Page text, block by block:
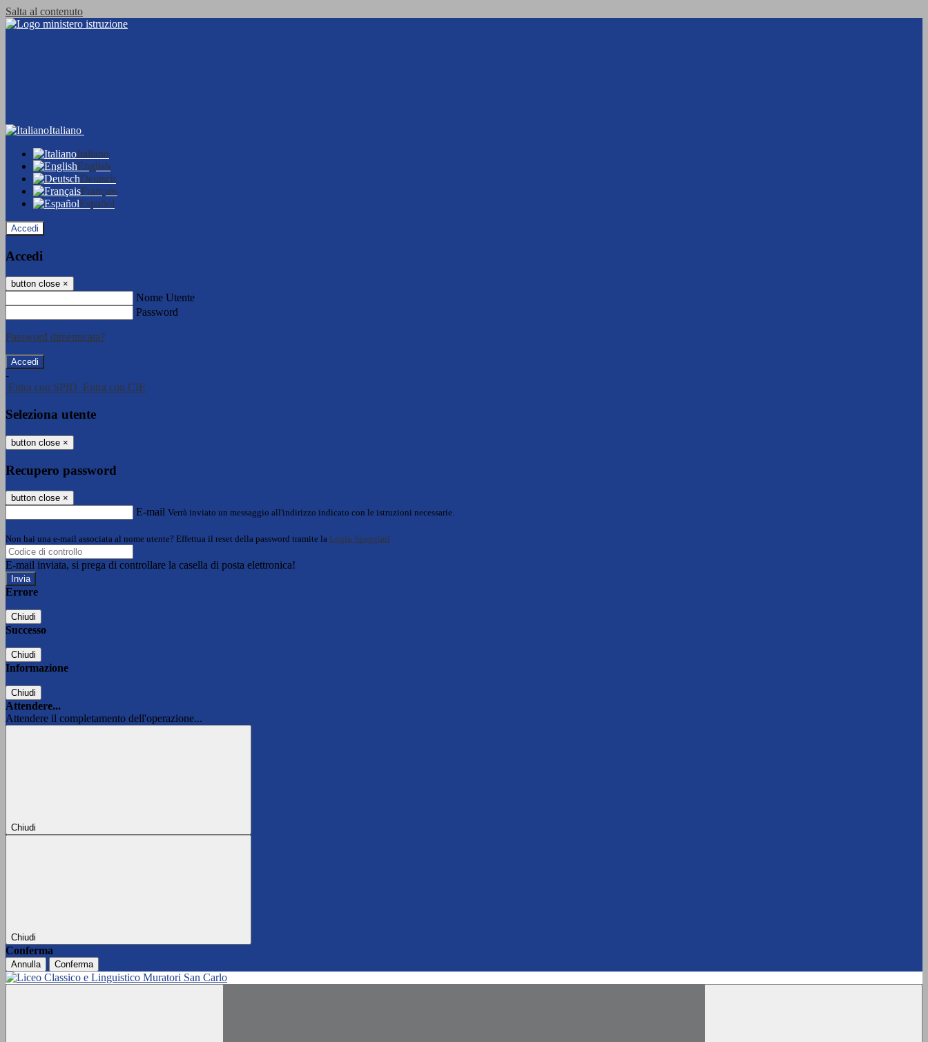
Salta al contenuto
Italiano
Italiano
English
Deutsch
Français
Español
Accedi
Accedi
button close ×
Nome Utente
Password
Password dimenticata?
-
Entra con SPID Entra con CIE
Seleziona utente
button close ×
Recupero password
button close ×
E-mail Verrà inviato un messaggio all'indirizzo indicato con le istruzioni necessarie.
Non hai una e-mail associata al nome utente? Effettua il reset della password tramite la Login Spaggiari
E-mail inviata, si prega di controllare la casella di posta elettronica!
Errore
Chiudi
Successo
Chiudi
Informazione
Chiudi
Attendere...
Attendere il completamento dell'operazione...
Chiudi
Chiudi
Conferma
Annulla Conferma